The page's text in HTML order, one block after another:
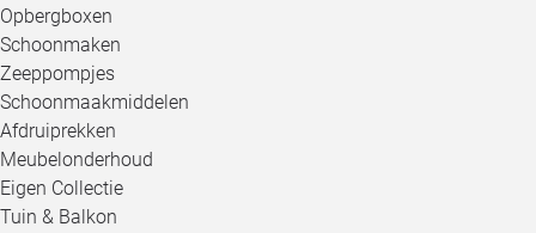
Opbergboxen
Schoonmaken
Zeeppompjes
Schoonmaakmiddelen
Afdruiprekken
Meubelonderhoud
Eigen Collectie
Tuin & Balkon